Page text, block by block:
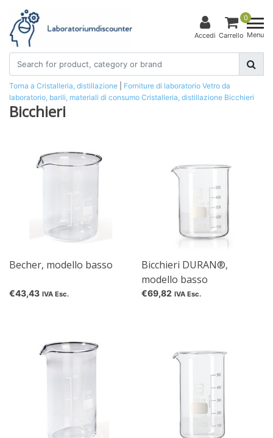
Accedi
0
Carrello Menu
Torna a Cristalleria, distillazione Forniture di laboratorio Vetro da
laboratorio, barili, materiali di consumo Cristalleria, distillazione Bicchieri
Bicchieri
Becher, modello basso
€43,43 IVA Esc.
Bicchieri DURAN®,
modello basso
€69,82 IVA Esc.